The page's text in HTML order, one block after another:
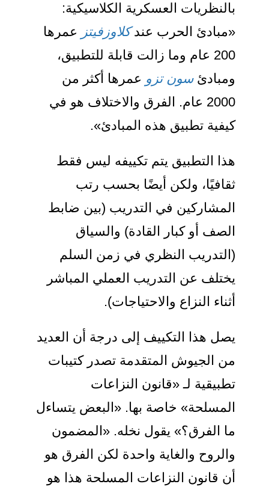
بالنظريات العسكرية الكلاسيكية:
«مبادئ الحرب عندكلاوزفيتز عمرها
200 عام وما زالت قابلة للتطبيق،
ومبادئسون تزو عمرها أكثر من
2000 عام. الفرق والاختلاف هو في
كيفية تطبيق هذه المبادئ».
هذا التطبيق يتم تكييفه ليس فقط
ثقافيًا، ولكن أيضًا بحسب رتب
المشاركين في التدريب (بين ضابط
الصف أو كبار القادة) والسياق
(التدريب النظري في زمن السلم
يختلف عن التدريب العملي المباشر
أثناء النزاع والاحتياجات).
يصل هذا التكييف إلى درجة أن العديد
من الجيوش المتقدمة تصدر كتيبات
تطبيقية لـ «قانون النزاعات
المسلحة» خاصة بها. «البعض يتساءل
ما الفرق؟» يقول نخله. «المضمون
والروح والغاية واحدة لكن الفرق هو
أن قانون النزاعات المسلحة هذا هو